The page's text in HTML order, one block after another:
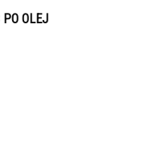
PO OLEJ